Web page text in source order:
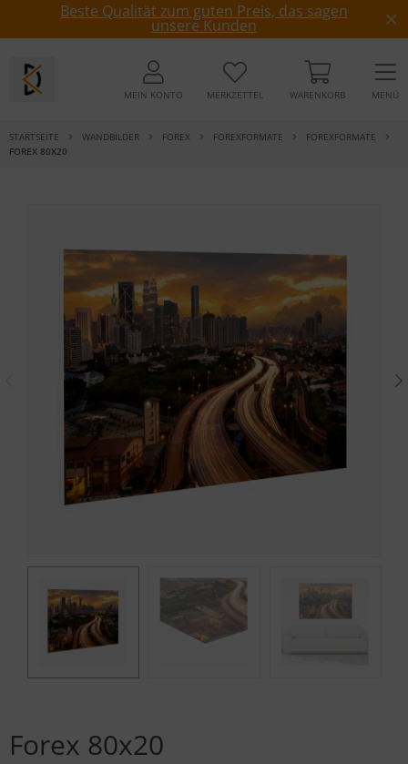
Beste Qualität zum guten Preis, das sagen
unsere Kunden
MEIN KONTO MERKZETTEL WARENKORB MENÜ
STARTSEITE WANDBILDER FOREX FOREXFORMATE
FOREXFORMATE
FOREX 80X20
Forex 80x20